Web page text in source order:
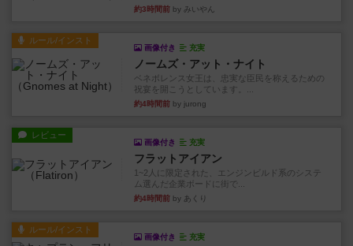
約3時間前 by みいやん
ルール/インスト
画像付き 充実
ノームズ・アット・ナイト
ベネボレンス女王は、忠実な臣民を称えるための
祝宴を開こうとしています。...
約4時間前 by jurong
レビュー
画像付き 充実
フラットアイアン
1~2人に限定された、エンジンビルド系のシステ
ム選んだ企業ボードに街で...
約4時間前 by あくり
ルール/インスト
画像付き 充実